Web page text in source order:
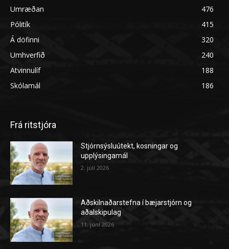
Umræðan
476
Pólitík
415
Á döfinni
320
Umhverfið
240
Atvinnulíf
188
Skólamál
186
Frá ritstjóra
Stjórnsýsluútekt, kosningar og
upplýsingamál
2. júlí 2026
Aðskilnaðarstefna í bæjarstjórn og
aðalskipulag
11. júní 2026